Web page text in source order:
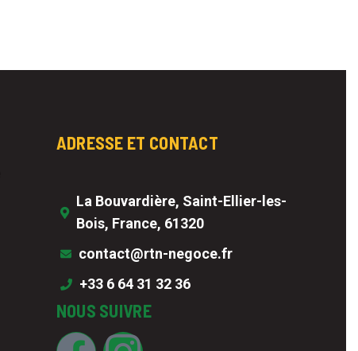
ADRESSE ET CONTACT
La Bouvardière, Saint-Ellier-les-
Bois, France, 61320
contact@rtn-negoce.fr
+33 6 64 31 32 36
NOUS SUIVRE